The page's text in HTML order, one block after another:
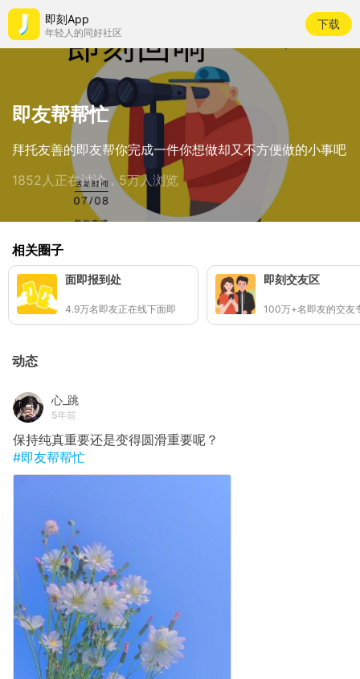
即刻App
年轻人的同好社区
下载
即友帮帮忙
拜托友善的即友帮你完成一件你想做却又不方便做的小事吧
1852人正在讨论，5万人浏览
相关圈子
面即报到处
4.9万名即友正在线下面即
即刻交友区
100万+名即友的交友
动态
心_跳
5年前
保持纯真重要还是变得圆滑重要呢？
#即友帮帮忙